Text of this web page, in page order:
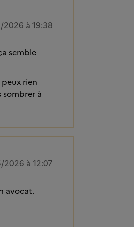
à 19:38
semble
rien
à
à 12:07
avocat.